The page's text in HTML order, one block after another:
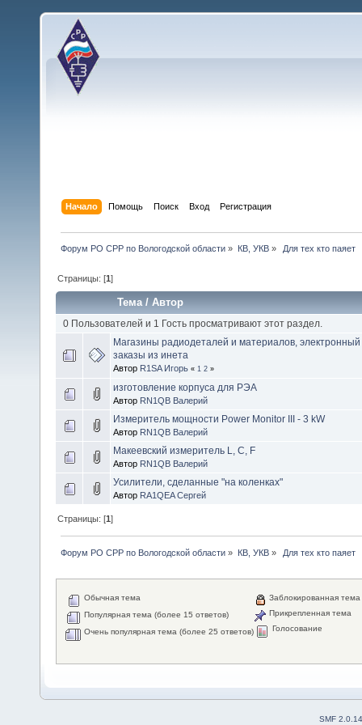
Начало Помощь Поиск Вход Регистрация
Форум РО СРР по Вологодской области » КВ, УКВ» Для тех кто паяет
Страницы: [1]
Тема/Автор
0 Пользователей и 1 Гость просматривают этот раздел.
Магазины радиодеталей и материалов, электронный
заказы из инета
Автор R1SA Игорь « 1 2 »
изготовление корпуса для РЭА
Автор RN1QB Валерий
Измеритель мощности Power Monitor III - 3 kW
Автор RN1QB Валерий
Макеевский измеритель L, C, F
Автор RN1QB Валерий
Усилители, сделанные "на коленках"
Автор RA1QEA Сергей
Страницы: [1]
Форум РО СРР по Вологодской области » КВ, УКВ» Для тех кто паяет
Обычная тема
Популярная тема (более 15 ответов)
Очень популярная тема (более 25 ответов)
Заблокированная тема
Прикрепленная тема
Голосование
SMF 2.0.14